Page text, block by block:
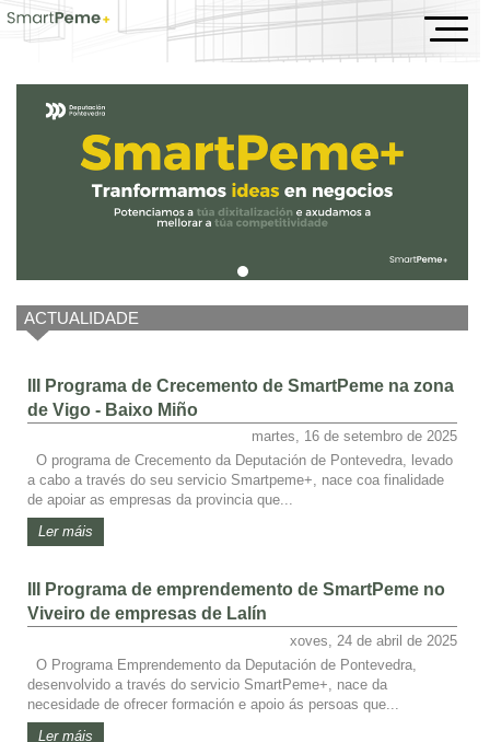
Inicio
ACTUALIDADE
III Programa de Crecemento de SmartPeme na zona
de Vigo - Baixo Miño
martes, 16 de setembro de 2025
O programa de Crecemento da Deputación de Pontevedra, levado
a cabo a través do seu servicio Smartpeme+, nace coa finalidade
de apoiar as empresas da provincia que...
Ler máis
III Programa de emprendemento de SmartPeme no
Viveiro de empresas de Lalín
xoves, 24 de abril de 2025
O Programa Emprendemento da Deputación de Pontevedra,
desenvolvido a través do servicio SmartPeme+, nace da
necesidade de ofrecer formación e apoio ás persoas que...
Ler máis